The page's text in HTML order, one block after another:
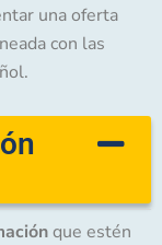
una oferta
con las
que estén